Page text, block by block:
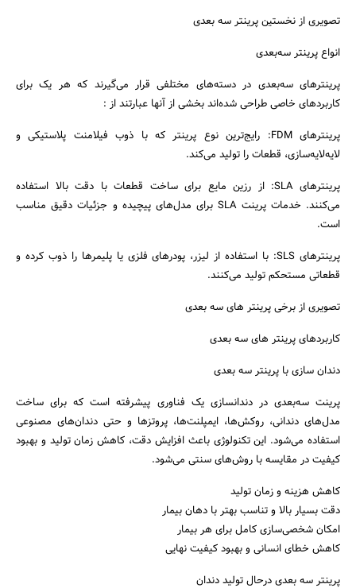
جستجو
تصویری از نخستین پرینتر سه بعدی
انواع پرینتر سه‌بعدی
پرینترهای سه‌بعدی در دسته‌های مختلفی قرار می‌گیرند که هر یک برای
کاربردهای خاصی طراحی شده‌اند بخشی از آنها عبارتند از :
پرینترهای FDM: رایج‌ترین نوع پرینتر که با ذوب فیلامنت پلاستیکی و
لایه‌لایه‌سازی، قطعات را تولید می‌کند.
پرینترهای SLA: از رزین مایع برای ساخت قطعات با دقت بالا استفاده
می‌کنند. خدمات پرینت SLA برای مدل‌های پیچیده و جزئیات دقیق مناسب
است.
پرینترهای SLS: با استفاده از لیزر، پودرهای فلزی یا پلیمرها را ذوب کرده و
قطعاتی مستحکم تولید می‌کنند.
تصویری از برخی پرینتر های سه بعدی
کاربردهای پرینتر های سه بعدی
دندان سازی با پرینتر سه بعدی
پرینت سه‌بعدی در دندانسازی یک فناوری پیشرفته است که برای ساخت
مدل‌های دندانی، روکش‌ها، ایمپلنت‌ها، پروتزها و حتی دندان‌های مصنوعی
استفاده می‌شود. این تکنولوژی باعث افزایش دقت، کاهش زمان تولید و بهبود
کیفیت در مقایسه با روش‌های سنتی می‌شود.
کاهش هزینه و زمان تولید
دقت بسیار بالا و تناسب بهتر با دهان بیمار
امکان شخصی‌سازی کامل برای هر بیمار
کاهش خطای انسانی و بهبود کیفیت نهایی
پرینتر سه بعدی درحال تولید دندان